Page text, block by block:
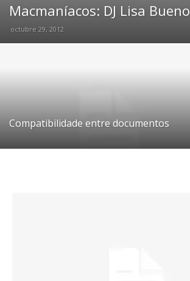
Macmaníacos: DJ Lisa Bueno
octubre 29, 2012
Compatibilidade entre documentos